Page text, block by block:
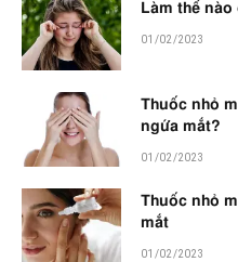
Làm thế
01/02/2023
Thuốc nhỏ
ngứa mắt?
01/02/2023
Thuốc nhỏ
mắt
01/02/2023